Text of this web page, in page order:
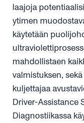
laajoja
ytimen
käytetään
mahdollistaen
valmistuksen,
kuljettajaa
Driver-Assistance
Diagnostiikassa